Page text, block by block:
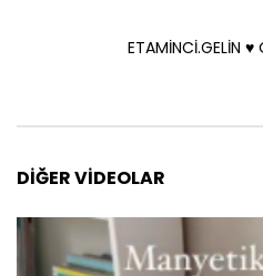
ETAMİNCİ.GELİN
DIĞER VIDEOLAR